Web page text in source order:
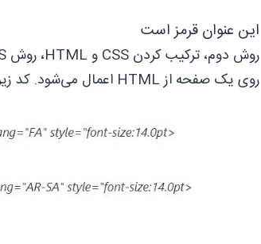
این عنوان قرمز است
روی یک صفحه از HTML اعمال می‌شود. کد زیر نمونه ای از این روش است.